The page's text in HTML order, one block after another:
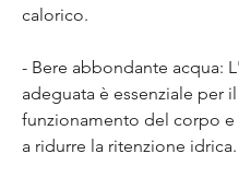
calorico.
- Bere abbondante acqua:
adeguata è essenziale per
funzionamento del corpo e
a ridurre la ritenzione idrica.